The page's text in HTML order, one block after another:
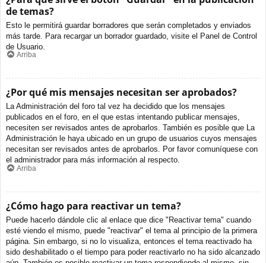
de temas?
Esto le permitirá guardar borradores que serán completados y enviados
más tarde. Para recargar un borrador guardado, visite el Panel de Control
de Usuario.
Arriba
¿Por qué mis mensajes necesitan ser aprobados?
La Administración del foro tal vez ha decidido que los mensajes
publicados en el foro, en el que estas intentando publicar mensajes,
necesiten ser revisados antes de aprobarlos. También es posible que La
Administración le haya ubicado en un grupo de usuarios cuyos mensajes
necesitan ser revisados antes de aprobarlos. Por favor comuníquese con
el administrador para más información al respecto.
Arriba
¿Cómo hago para reactivar un tema?
Puede hacerlo dándole clic al enlace que dice "Reactivar tema" cuando
esté viendo el mismo, puede "reactivar" el tema al principio de la primera
página. Sin embargo, si no lo visualiza, entonces el tema reactivado ha
sido deshabilitado o el tiempo para poder reactivarlo no ha sido alcanzado